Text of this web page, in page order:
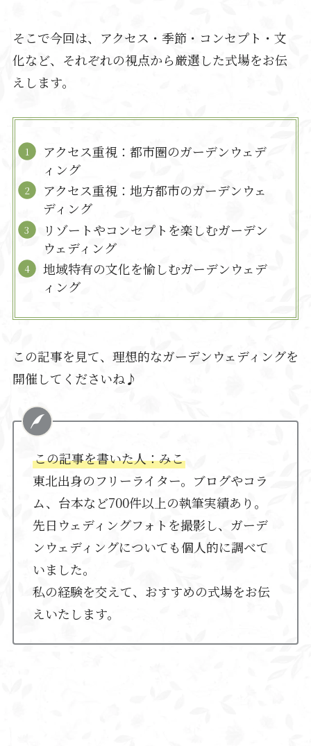
そこで今回は、アクセス・季節・コンセプト・文
化など、それぞれの視点から厳選した式場をお伝
えします。
アクセス重視：都市圏のガーデンウェデ
ィング
アクセス重視：地方都市のガーデンウェ
ディング
リゾートやコンセプトを楽しむガーデン
ウェディング
地域特有の文化を愉しむガーデンウェデ
ィング
この記事を見て、理想的なガーデンウェディングを
開催してくださいね♪
この記事を書いた人：みこ
東北出身のフリーライター。ブログやコラ
ム、台本など700件以上の執筆実績あり。
先日ウェディングフォトを撮影し、ガーデ
ンウェディングについても個人的に調べて
いました。
私の経験を交えて、おすすめの式場をお伝
えいたします。